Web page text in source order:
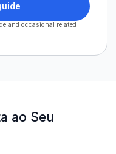
and occasional related
ao Seu